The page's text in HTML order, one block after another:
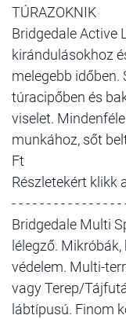
TÚRAZOKNIK
Bridgedale Active
kirándulásokhoz
melegebb
túracipőben és
viselet.
munkához, sőt
Ft
Részletekért klikk a
- - - - - - - - - - - - - - - -
Bridgedale Multi
lélegző.
védelem. Multi-
vagy Terep/
lábtípusú. Finom